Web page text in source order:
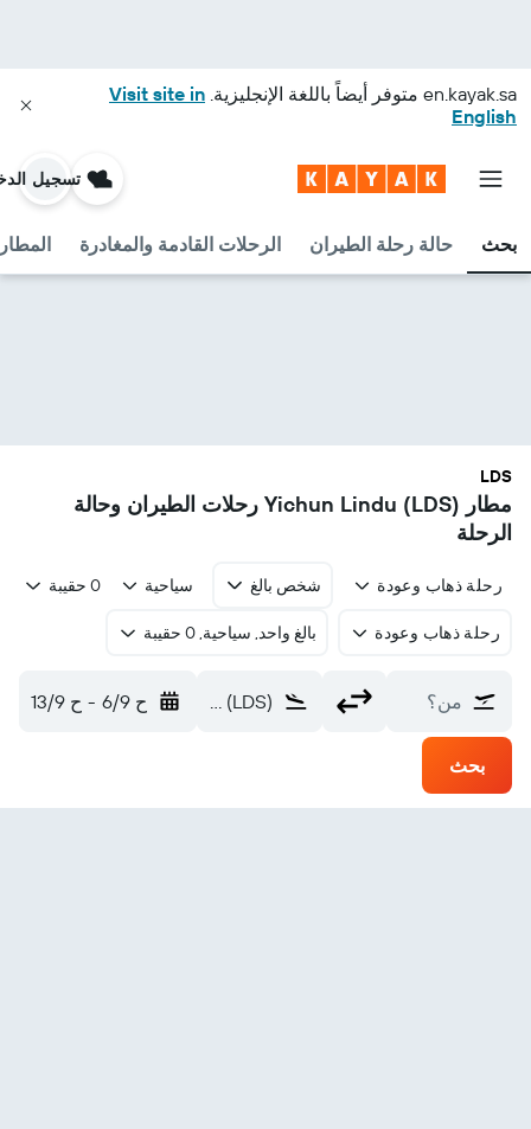
en.kayak.sa متوفر أيضاً باللغة الإنجليزية. Visit site in
English
بحث حالة رحلة الطيران الرحلات القادمة والمغادرة
تسجيل
LDS
مطار Yichun Lindu (LDS) رحلات الطيران وحالة
الرحلة
رحلة ذهاب وعودة شخص بالغ سياحية 0 حقيبة
رحلة ذهاب وعودة بالغ واحد, سياحية, 0 حقيبة
من؟ Yichun Lindu (LDS) ح 6/9 - ح 13/9
بحث